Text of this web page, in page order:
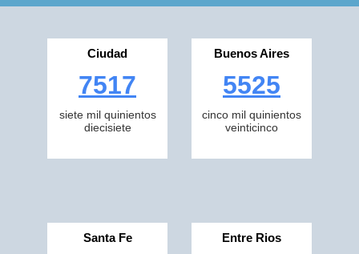
Ciudad
7517
siete mil quinientos
diecisiete
Buenos Aires
5525
cinco mil quinientos
veinticinco
Santa Fe Entre Rios